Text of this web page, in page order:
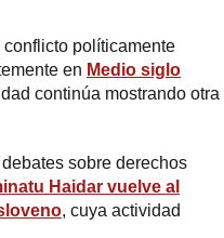
políticamente
en Medio siglo
continúa mostrando otra
sobre derechos
Haidar vuelve al
, cuya actividad